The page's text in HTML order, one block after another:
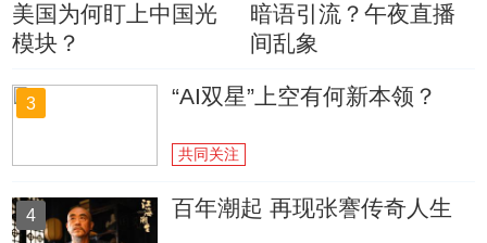
美国为何盯上中国光
模块？
暗语引流？午夜直播
间乱象
3 “AI双星”上空有何新本领？
共同关注
4 百年潮起 再现张謇传奇人生